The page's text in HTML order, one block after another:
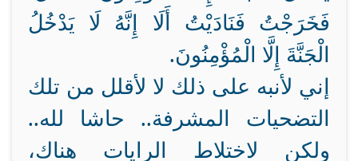
فَخَرَجْتُ فَنَادَيْتُ أَلَا إِنَّهُ لَا يَدْخُلُ
الْجَنَّةَ إِلَّا الْمُؤْمِنُونَ.
إني لأنبه على ذلك لا لأقلل من تلك
التضحيات المشرفة.. حاشا لله..
ولكن لاختلاط الرايات هناك،